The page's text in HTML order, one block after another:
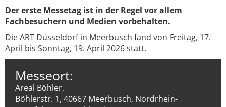
Der erste Messetag ist in der Regel vor allem
Fachbesuchern und Medien vorbehalten.
Die ART Düsseldorf in Meerbusch fand von Freitag, 17.
April bis Sonntag, 19. April 2026 statt.
Messeort:
Areal Böhler,
Böhlerstr. 1, 40667 Meerbusch, Nordrhein-